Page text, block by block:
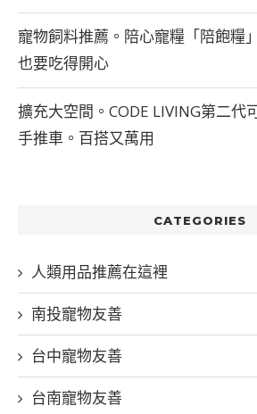
寵物飼料推薦。陪心寵糧「陪飽糧
也要吃得開心
擴充大空間。CODE LIVING第二代
手推車。百搭又萬用
CATEGORIES
人類用品推薦在這裡
南投寵物友善
台中寵物友善
台南寵物友善